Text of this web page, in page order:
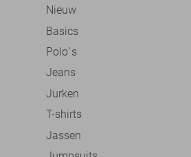
Nieuw
Basics
Polo`s
Jeans
Jurken
T-shirts
Jassen